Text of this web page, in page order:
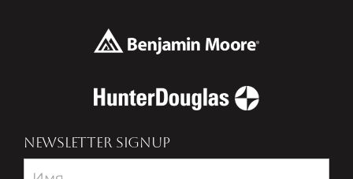
NEWSLETTER SIGNUP
Newsletter